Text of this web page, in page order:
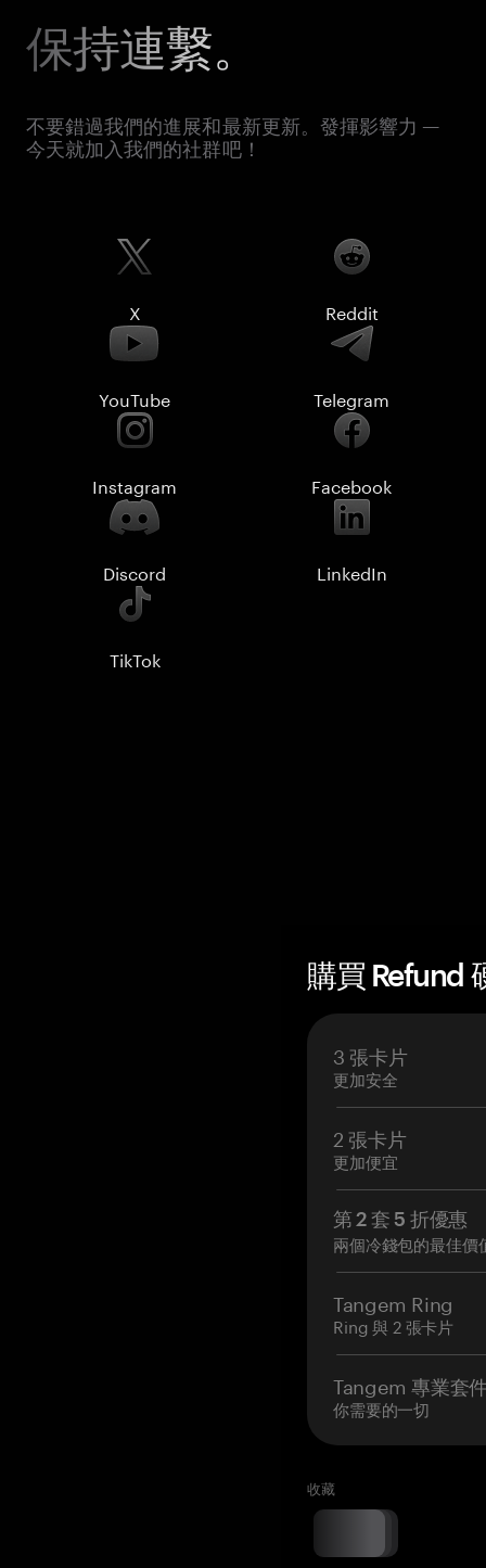
保持連繫。
不要錯過我們的進展和最新更新。發揮影響力 —
今天就加入我們的社群吧！
X Reddit
YouTube Telegram
Instagram Facebook
Discord LinkedIn
TikTok
購買 Refund
3 張卡片
更加安全
2 張卡片
更加便宜
第 2 套 5 折優惠
兩個冷錢包的最佳價
Tangem Ring
Ring 與 2 張卡片
Tangem 專業套
你需要的一切
收藏